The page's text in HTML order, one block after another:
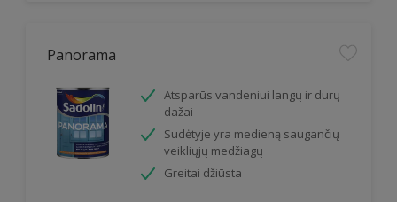
Panorama
Atsparūs vandeniui langų ir durų
dažai
Sudėtyje yra medieną saugančių
veikliųjų medžiagų
Greitai džiūsta